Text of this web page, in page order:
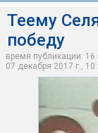
Теему
победу
время публикации:
07 декабря 2017 г.,